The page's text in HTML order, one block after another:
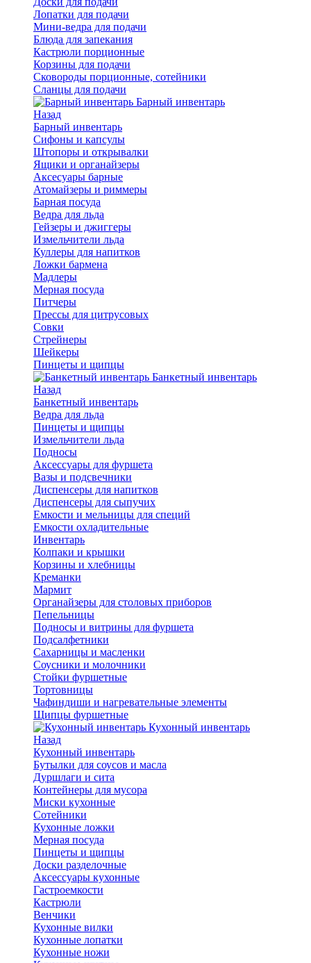
Лопатки для подачи
Мини-ведра для подачи
Блюда для запекания
Кастрюли порционные
Корзины для подачи
Сковороды порционные, сотейники
Сланцы для подачи
Барный инвентарь
Назад
Барный инвентарь
Сифоны и капсулы
Штопоры и открывалки
Ящики и органайзеры
Аксесуары барные
Атомайзеры и риммеры
Барная посуда
Ведра для льда
Гейзеры и джиггеры
Измельчители льда
Куллеры для напитков
Ложки бармена
Мадлеры
Мерная посуда
Питчеры
Прессы для цитрусовых
Совки
Стрейнеры
Шейкеры
Пинцеты и щипцы
Банкетный инвентарь
Назад
Банкетный инвентарь
Ведра для льда
Пинцеты и щипцы
Измельчители льда
Подносы
Аксессуары для фуршета
Вазы и подсвечники
Диспенсеры для напитков
Диспенсеры для сыпучих
Емкости и мельницы для специй
Емкости охладительные
Инвентарь
Колпаки и крышки
Корзины и хлебницы
Креманки
Мармит
Органайзеры для столовых приборов
Пепельницы
Подносы и витрины для фуршета
Подсалфетники
Сахарницы и масленки
Соусники и молочники
Стойки фуршетные
Тортовницы
Чафиндиши и нагревательные элементы
Щипцы фуршетные
Кухонный инвентарь
Назад
Кухонный инвентарь
Бутылки для соусов и масла
Дуршлаги и сита
Контейнеры для мусора
Миски кухонные
Сотейники
Кухонные ложки
Мерная посуда
Пинцеты и щипцы
Доски разделочные
Аксессуары кухонные
Гастроемкости
Кастрюли
Венчики
Кухонные вилки
Кухонные лопатки
Кухонные ножи